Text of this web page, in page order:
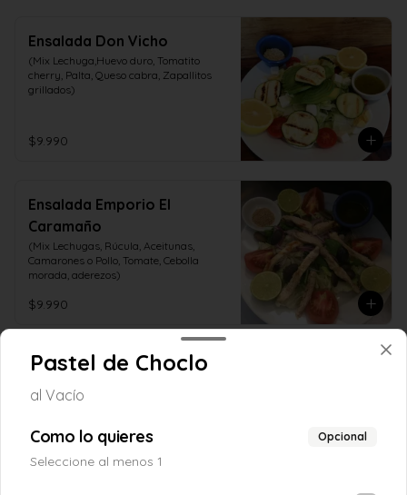
Ensalada Don Vicho
(Mix Lechuga,Huevo duro, Tomatito
cherry, Palta, Queso cabra, Zapallitos
grillados)
$9.990
Ensalada Emporio El
Caramaño
(Mix Lechugas, Rúcula, Aceitunas,
Camarones o Pollo, Tomate, Cebolla
morada, aderezos)
$9.990
LA VERDULERÍA DEL EMPORIO
Apio-Palta
Apio en juliana y palta
Pastel de Choclo
al Vacío
Como lo quieres Opcional
Seleccione al menos 1